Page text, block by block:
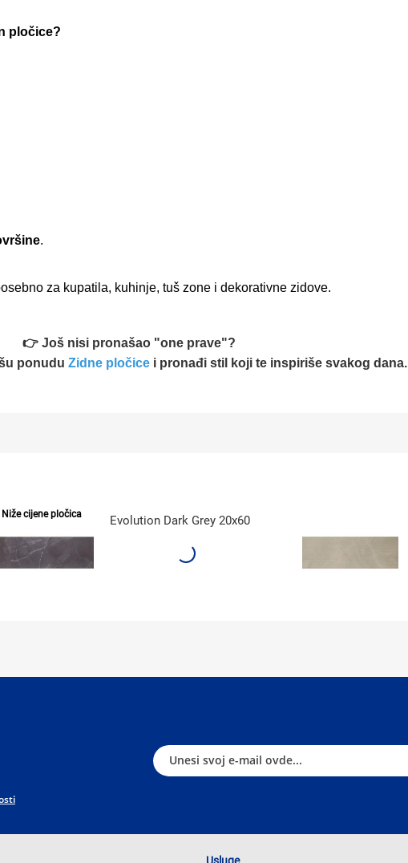
pločice?
.
za kupatila, kuhinje, tuš zone i dekorativne zidove.
👉 Još nisi pronašao "one prave"?
ponudu Zidne pločicei pronađi stil koji te inspiriše svakog dana.
Niže cijene pločica Evolution Dark Grey 20x60